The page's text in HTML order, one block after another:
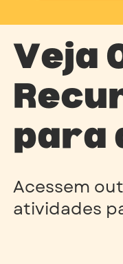
Veja
para
Acessem
atividades